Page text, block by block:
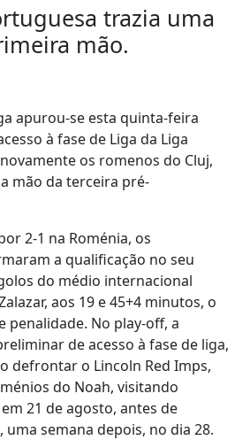
trazia uma
mão.
apurou-se esta quinta-feira
à fase de Liga da Liga
os romenos do Cluj,
mão da terceira pré-
2-1 na Roménia, os
a qualificação no seu
do médio internacional
aos 19 e 45+4 minutos, o
penalidade. No play-off, a
de acesso à fase de liga,
defrontar o Lincoln Red Imps,
do Noah, visitando
21 de agosto, antes de
uma semana depois, no dia 28.